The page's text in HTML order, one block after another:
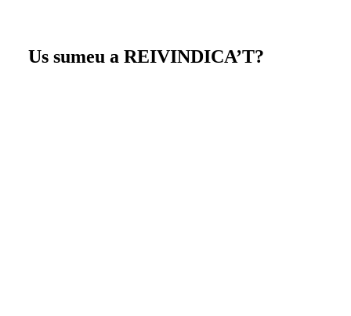
Us sumeu a REIVINDICA’T?